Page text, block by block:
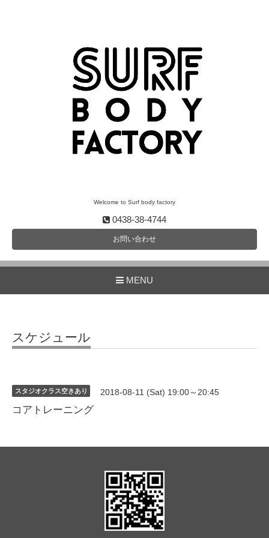
Welcome to Surf body factory
0438-38-4744
お問い合わせ
MENU
スケジュール
スタジオクラス空きあり 2018-08-11 (Sat) 19:00～20:45
コアトレーニング